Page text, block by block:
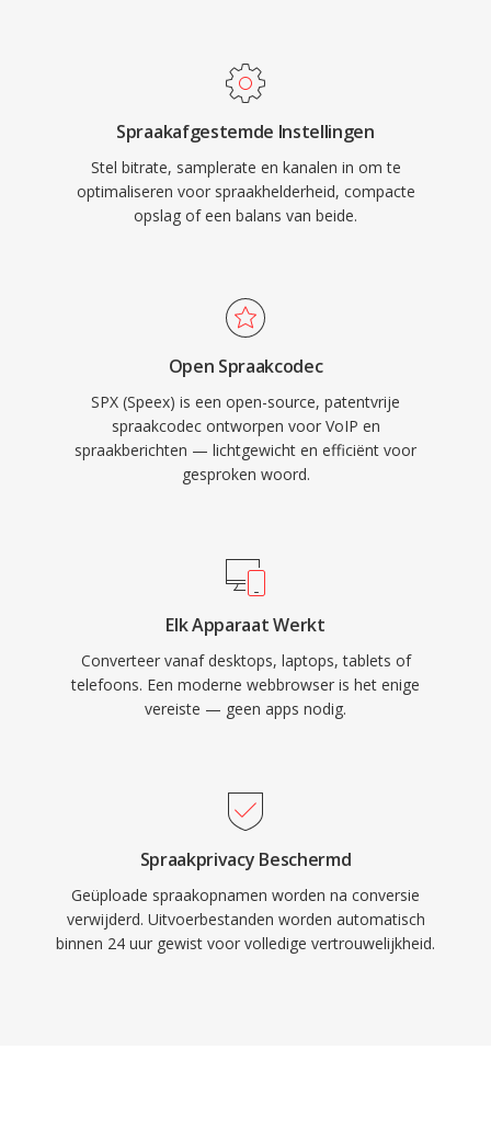
Spraakafgestemde Instellingen
Stel bitrate, samplerate en kanalen in om te
optimaliseren voor spraakhelderheid, compacte
opslag of een balans van beide.
Open Spraakcodec
SPX (Speex) is een open-source, patentvrije
spraakcodec ontworpen voor VoIP en
spraakberichten — lichtgewicht en efficiënt voor
gesproken woord.
Elk Apparaat Werkt
Converteer vanaf desktops, laptops, tablets of
telefoons. Een moderne webbrowser is het enige
vereiste — geen apps nodig.
Spraakprivacy Beschermd
Geüploade spraakopnamen worden na conversie
verwijderd. Uitvoerbestanden worden automatisch
binnen 24 uur gewist voor volledige vertrouwelijkheid.